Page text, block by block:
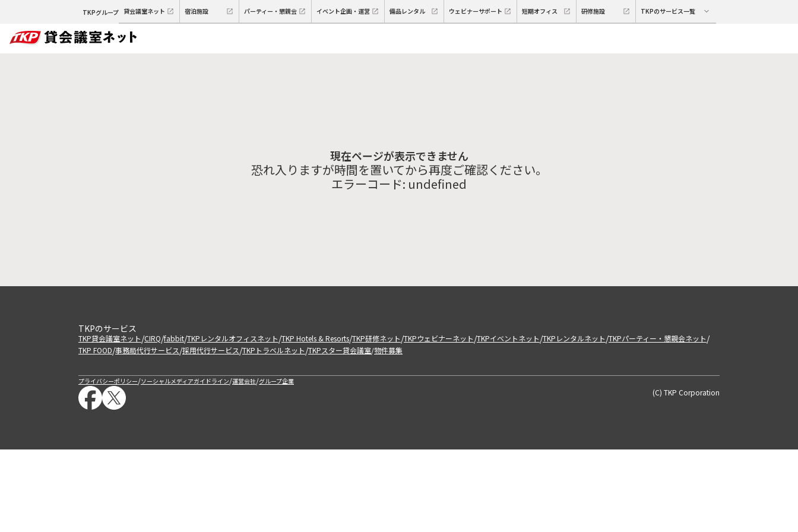
TKPグループ 貸会議室ネット 宿泊施設 パーティー・懇親会 イベント企画・運営 備品レンタル ウェビナーサポート 短期オフィス 研修施設 TKPのサービス一覧
現在ページが表示できません
恐れ入りますが時間を置いてから再度ご確認ください。
エラーコード: undefined
TKPのサービス
TKP貸会議室ネット/CIRQ/fabbit/TKPレンタルオフィスネット/TKP Hotels & Resorts/TKP研修ネット/TKPウェビナーネット/TKPイベントネット/TKPレンタルネット/TKPパーティー・懇親会ネット/
TKP FOOD/事務局代行サービス/採用代行サービス/TKPトラベルネット/TKPスター貸会議室/物件募集
プライバシーポリシー/ソーシャルメディアガイドライン/運営会社/グループ企業
(C) TKP Corporation